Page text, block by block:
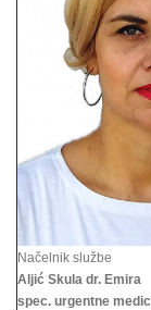
Načelnik službe
Aljić Skula dr. Emira
spec. urgentne